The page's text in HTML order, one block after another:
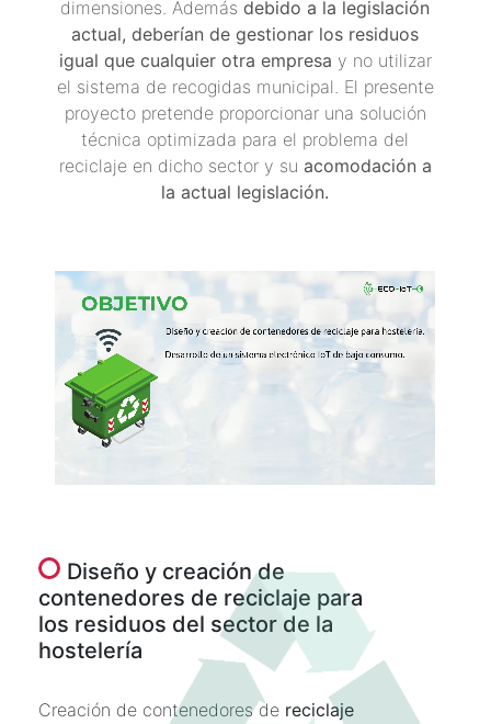
dimensiones. Además debido a la legislación
actual, deberían de gestionar los residuos
igual que cualquier otra empresa y no utilizar
el sistema de recogidas municipal. El presente
proyecto pretende proporcionar una solución
técnica optimizada para el problema del
reciclaje en dicho sector y su acomodación a
la actual legislación.
Diseño y creación de
contenedores de reciclaje para
los residuos del sector de la
hostelería
Creación de contenedores de reciclaje